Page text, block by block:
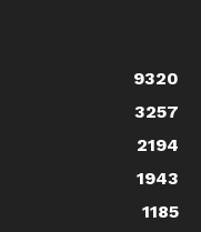
9320
3257
2194
1943
1185